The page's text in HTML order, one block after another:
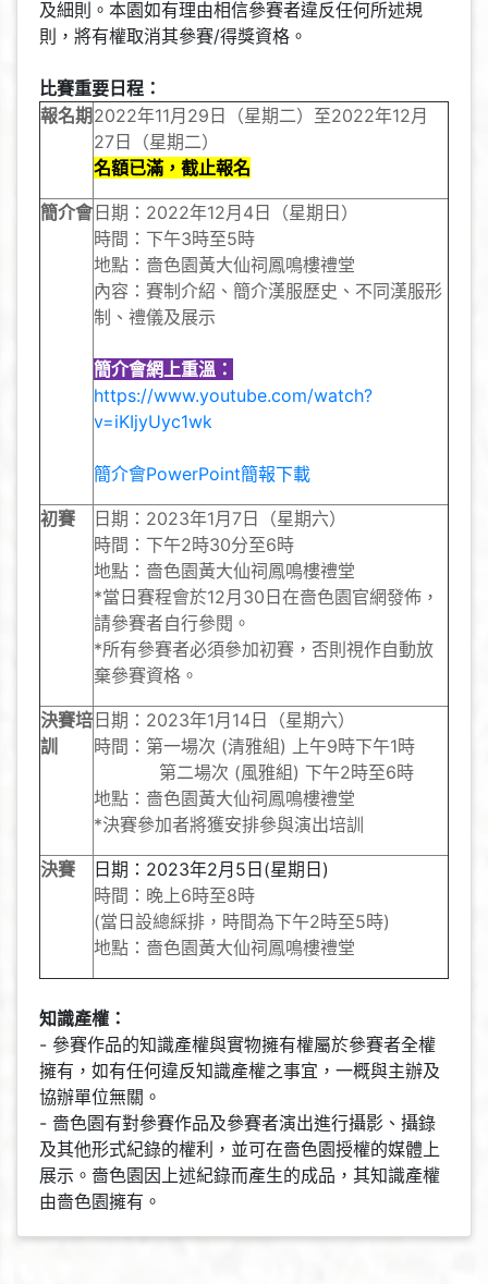
及細則。本園如有理由相信參賽者違反任何所述規
則，將有權取消其參賽/得獎資格。
比賽重要日程：
報名期2022年11月29日（星期二）至2022年12月
27日（星期二）
名額已滿，截止報名
簡介會日期：2022年12月4日（星期日）
時間：下午3時至5時
地點：嗇色園黃大仙祠鳳鳴樓禮堂
內容：賽制介紹、簡介漢服歷史、不同漢服形
制、禮儀及展示
簡介會網上重溫：
https://www.youtube.com/watch?
v=iKIjyUyc1wk
簡介會PowerPoint簡報下載
初賽
日期：2023年1月7日（星期六）
時間：下午2時30分至6時
地點：嗇色園黃大仙祠鳳鳴樓禮堂
*當日賽程會於12月30日在嗇色園官網發佈，
請參賽者自行參閱。
*所有參賽者必須參加初賽，否則視作自動放
棄參賽資格。
決賽培
訓
日期：2023年1月14日（星期六）
時間：第一場次 (清雅組) 上午9時下午1時
第二場次 (風雅組) 下午2時至6時
地點：嗇色園黃大仙祠鳳鳴樓禮堂
*決賽參加者將獲安排參與演出培訓
決賽
日期：2023年2月5日(星期日)
時間：晚上6時至8時
(當日設總綵排，時間為下午2時至5時)
地點：嗇色園黃大仙祠鳳鳴樓禮堂
知識產權：
- 參賽作品的知識產權與實物擁有權屬於參賽者全權
擁有，如有任何違反知識產權之事宜，一概與主辦及
協辦單位無關。
- 嗇色園有對參賽作品及參賽者演出進行攝影、攝錄
及其他形式紀錄的權利，並可在嗇色園授權的媒體上
展示。嗇色園因上述紀錄而產生的成品，其知識產權
由嗇色園擁有。